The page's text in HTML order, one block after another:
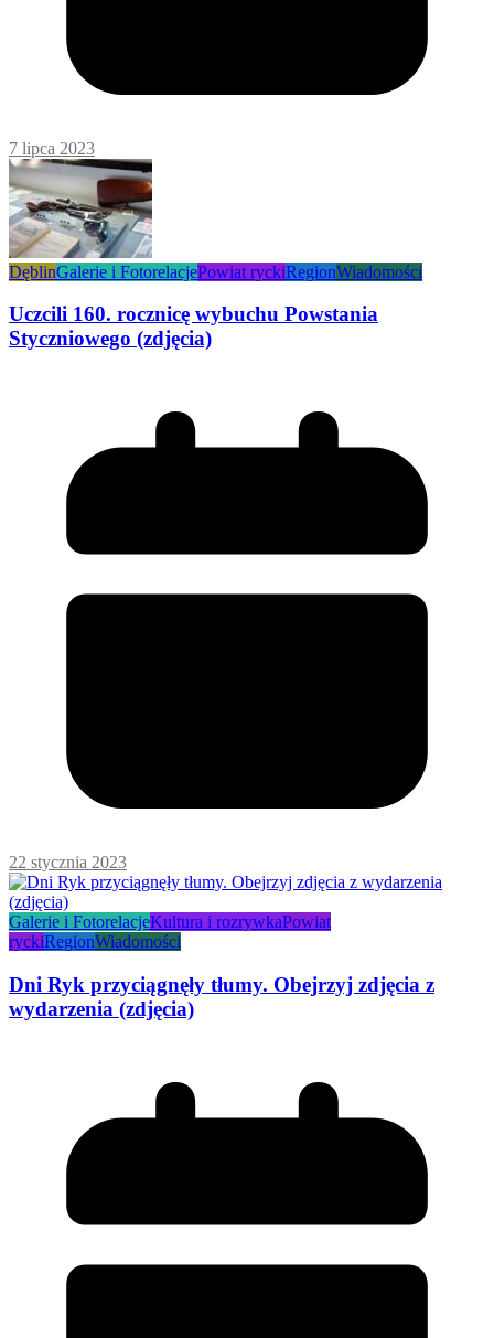
7 lipca 2023
DęblinGalerie i FotorelacjePowiat ryckiRegionWiadomości
Uczcili 160. rocznicę wybuchu Powstania
Styczniowego (zdjęcia)
22 stycznia 2023
Galerie i FotorelacjeKultura i rozrywkaPowiat
ryckiRegionWiadomości
Dni Ryk przyciągnęły tłumy. Obejrzyj zdjęcia z
wydarzenia (zdjęcia)